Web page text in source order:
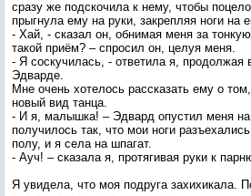
сразу же подскочила к нему, чтобы
прыгнула ему на руки, закрепляя ноги на
- Хай, - сказал он, обнимая меня за
такой приём? – спросил он, целуя меня.
- Я соскучилась, - ответила я, продолжая
Эдварде.
Мне очень хотелось рассказать ему о
новый вид танца.
- И я, малышка! – Эдвард опустил меня
получилось так, что мои ноги
полу, и я села на шпагат.
- Ауч! – сказала я, протягивая руки к
Я увидела, что моя подруга захихикала.